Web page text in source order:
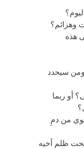
وهزائم؟
هذه
سيحدد
أو ربما
من دمِ
ظلم أخيه